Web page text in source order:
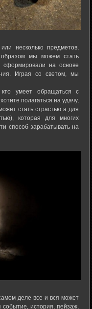
несколько предметов,
мы можем стать
на основе
Играя со светом, мы
умеет обращаться с
полагаться на удачу,
стать страстью а для
которая для многих
способ зарабатывать на
деле все и вся может
история, пейзаж,